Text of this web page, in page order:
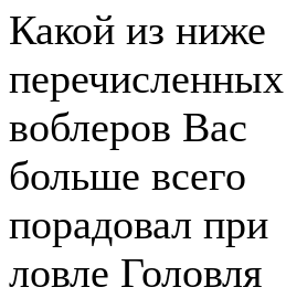
Какой из ниже
перечисленных
воблеров Вас
больше всего
порадовал при
ловле Головля